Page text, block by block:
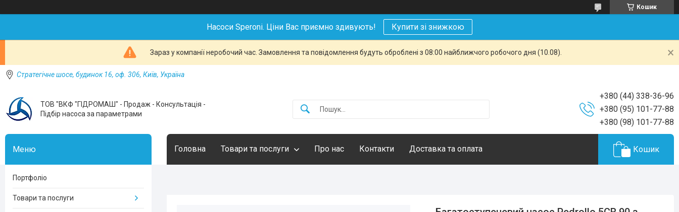
Кошик
Насоси Speroni. Ціни Вас приємно здивують! Купити зі знижкою
Зараз у компанії неробочий час. Замовлення та повідомлення будуть оброблені з 08:00 найближчого робочого дня (10.08).
Стратегічне шосе, будинок 16, оф. 306, Київ, Україна
ТОВ "ВКФ "ГІДРОМАШ" - Продаж - Консультація -
Підбір насоса за параметрами
+380 (44) 338-36-96
+380 (95) 101-77-88
+380 (98) 101-77-88
Головна Товари та послуги Про нас Контакти Доставка та оплата Кошик
Портфоліо
Товари та послуги